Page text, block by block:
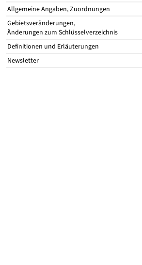
Allgemeine Angaben, Zuordnungen
Gebietsveränderungen,
Änderungen zum Schlüsselverzeichnis
Definitionen und Erläuterungen
Newsletter